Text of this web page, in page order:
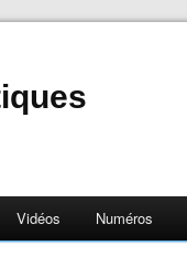
Vidéos Numéros